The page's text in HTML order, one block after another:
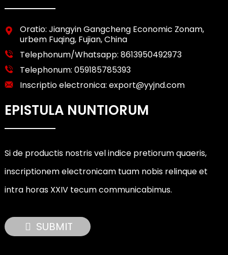
Oratio: Jiangyin Gangcheng Economic Zonam,
urbem Fuqing, Fujian, China
Telephonum/Whatsapp: 8613950492973
Telephonum: 059185785393
Inscriptio electronica: export@yyjnd.com
EPISTULA NUNTIORUM
Si de productis nostris vel indice pretiorum quaeris,
inscriptionem electronicam tuam nobis relinque et
intra horas XXIV tecum communicabimus.
SUBMIT